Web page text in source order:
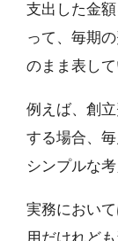
支出した金
って、毎期
のまま表して
例えば、創
する場合、
シンプルな考
実務におい